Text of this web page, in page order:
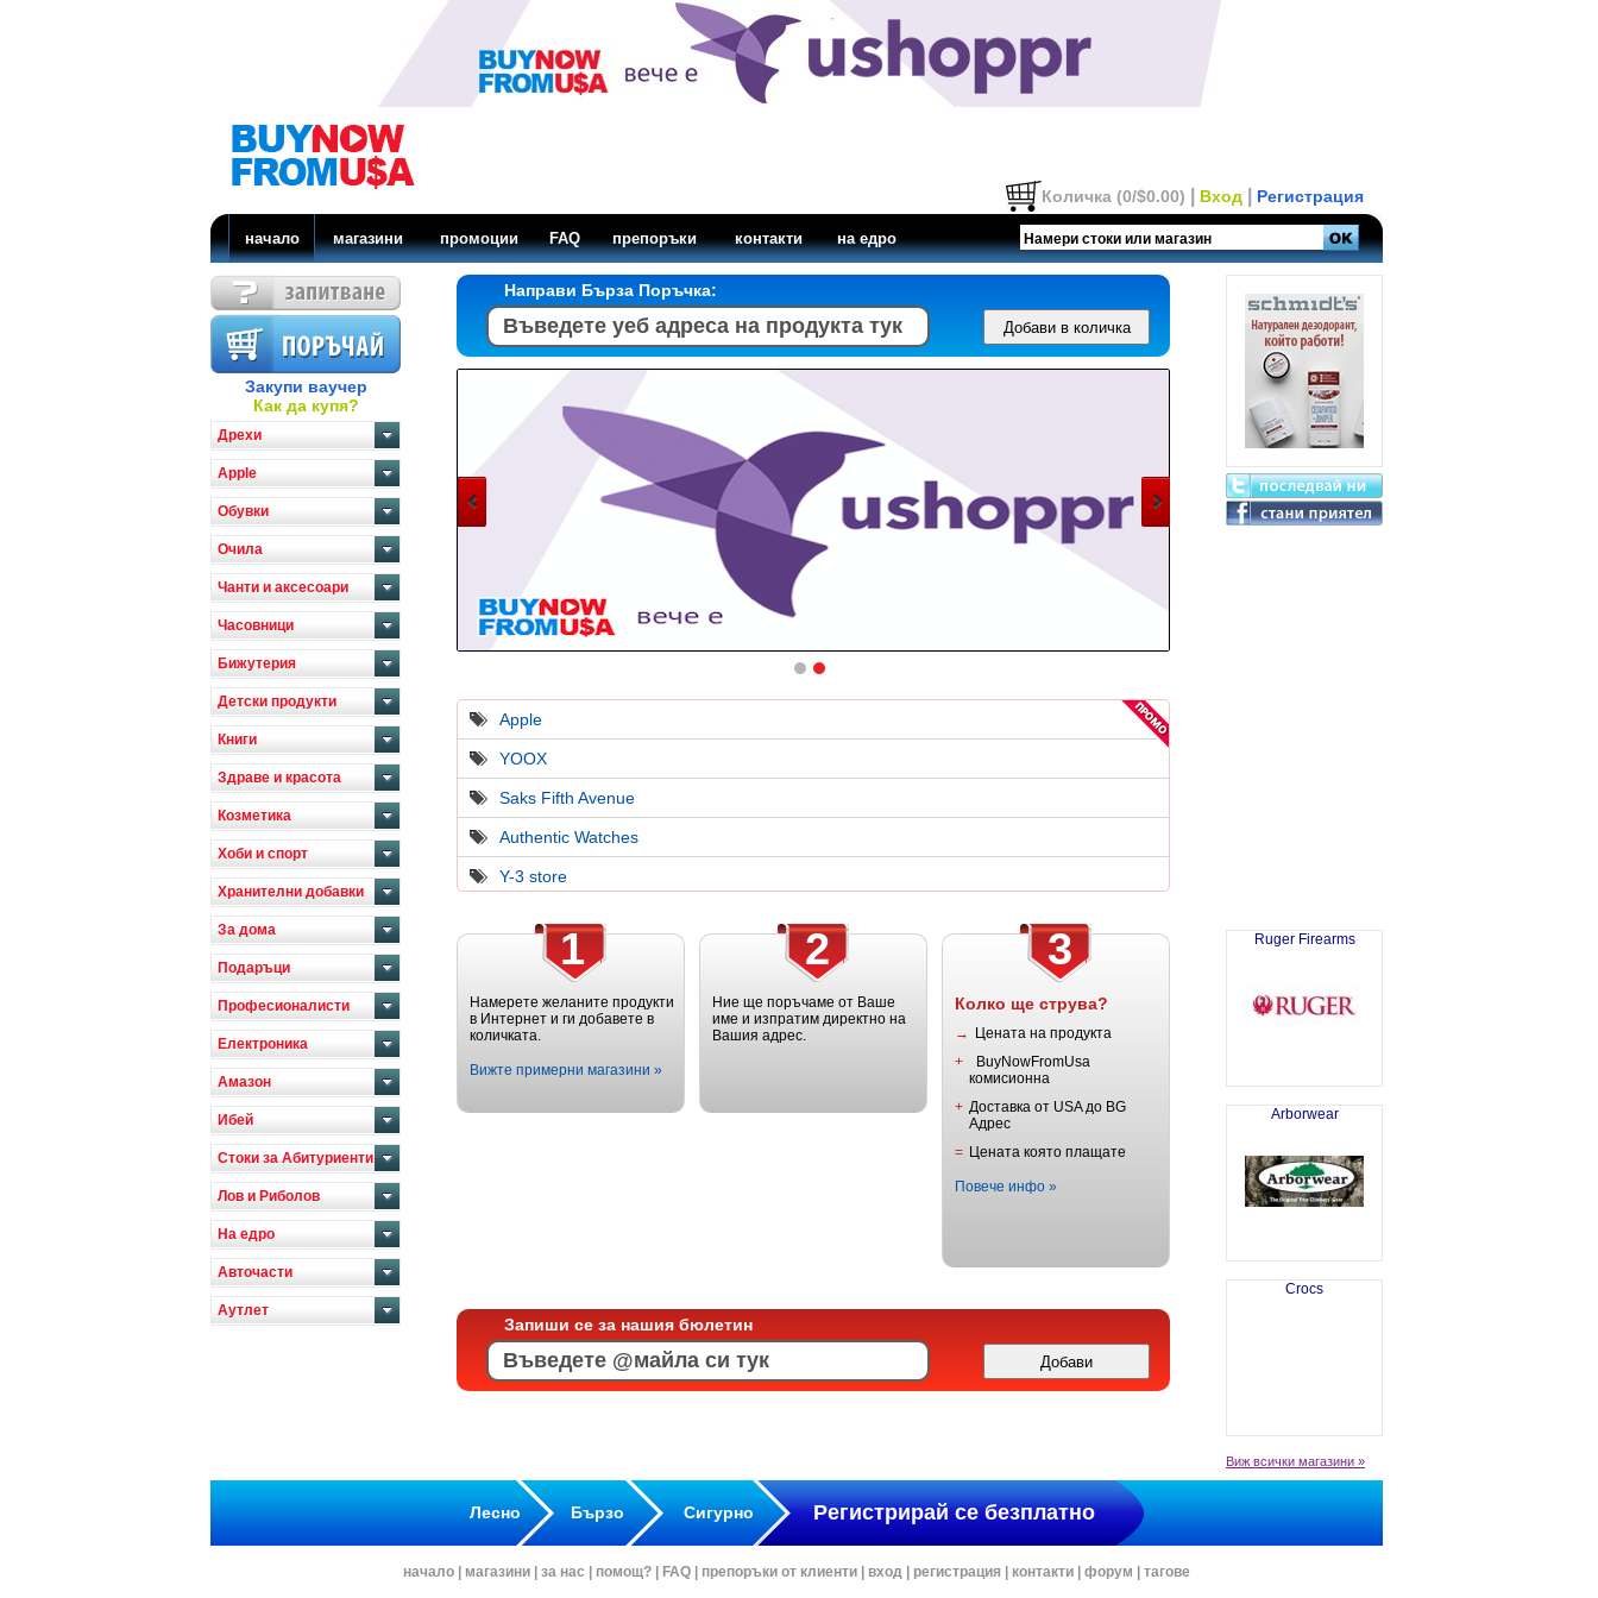
Количка (0/$0.00) Вход Регистрация
начало магазини промоции FAQ препоръки контакти на едро
Закупи ваучер
Как да купя?
Дрехи
Apple
Обувки
Очила
Чанти и аксесоари
Часовници
Бижутерия
Детски продукти
Книги
Здраве и красота
Козметика
Хоби и спорт
Хранителни добавки
За дома
Подаръци
Професионалисти
Електроника
Амазон
Ибей
Стоки за Абитуриенти
Лов и Риболов
На едро
Авточасти
Аутлет
Направи Бърза Поръчка:
Apple
YOOX
Saks Fifth Avenue
Authentic Watches
Y-3 store
1
Намерете желаните продукти
в Интернет и ги добавете в
количката.
Вижте примерни магазини »
2
Ние ще поръчаме от Ваше
име и изпратим директно на
Вашия адрес.
3
Колко ще струва?
→
Цената на продукта
+
BuyNowFromUsa
комисионна
+ Доставка от USA до BG
Адрес
= Цената която плащате
Повече инфо »
Запиши се за нашия бюлетин
Ruger Firearms
Arborwear
Crocs
Виж всички магазини »
Лесно Бързо Сигурно Регистрирай се безплатно
начало магазини за нас помощ? FAQ препоръки от клиенти вход регистрация контакти форум тагове